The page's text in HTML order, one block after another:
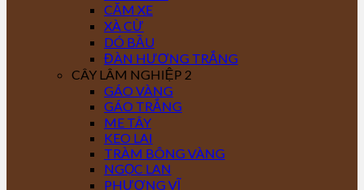
CĂM XE
XÀ CỪ
DÓ BẦU
ĐÀN HƯƠNG TRẮNG
CÂY LÂM NGHIỆP 2
GÁO VÀNG
GÁO TRẮNG
ME TÂY
KEO LAI
TRÀM BÔNG VÀNG
NGỌC LAN
PHƯỢNG VĨ